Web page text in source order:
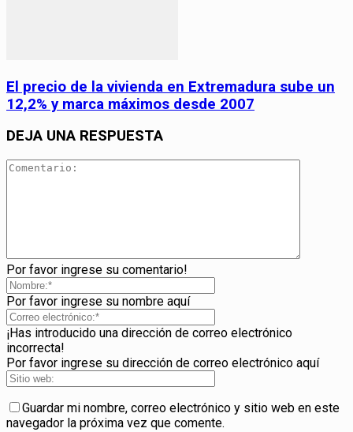
El precio de la vivienda en Extremadura sube un
12,2% y marca máximos desde 2007
DEJA UNA RESPUESTA
Por favor ingrese su comentario!
Por favor ingrese su nombre aquí
¡Has introducido una dirección de correo electrónico
incorrecta!
Por favor ingrese su dirección de correo electrónico aquí
Guardar mi nombre, correo electrónico y sitio web en este
navegador la próxima vez que comente.